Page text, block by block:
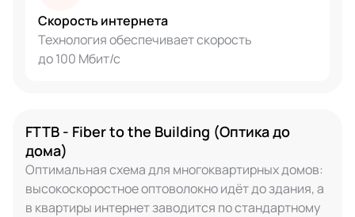
Скорость интернета
Технология обеспечивает скорость
до 100 Мбит/с
FTTB - Fiber to the Building (Оптика до
дома)
Оптимальная схема для многоквартирных домов:
высокоскоростное оптоволокно идёт до здания, а
в квартиры интернет заводится по стандартному